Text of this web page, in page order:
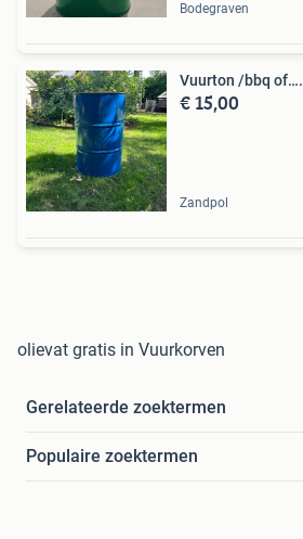
Bodegraven
Vuurton /bbq of….
€ 15,00
Zandpol
olievat gratis in Vuurkorven
Gerelateerde zoektermen
Populaire zoektermen